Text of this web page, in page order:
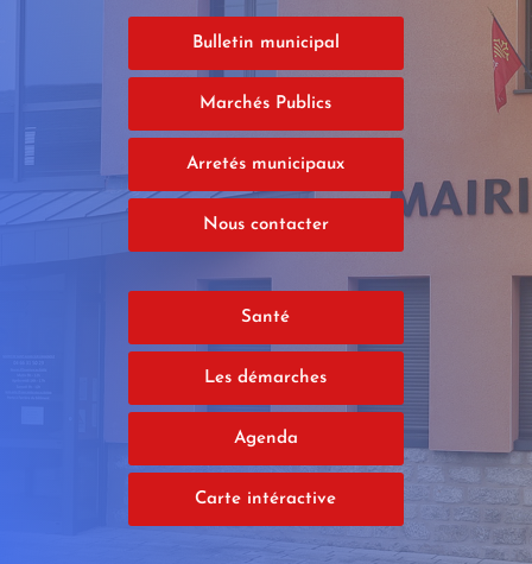
Bulletin municipal
Marchés Publics
Arretés municipaux
Nous contacter
Santé
Les démarches
Agenda
Carte intéractive